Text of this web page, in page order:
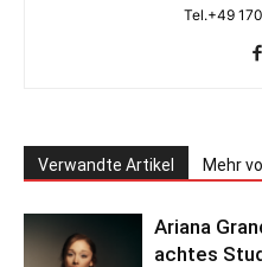
Tel.+49
Verwandte Artikel Mehr
Ariana
achtes